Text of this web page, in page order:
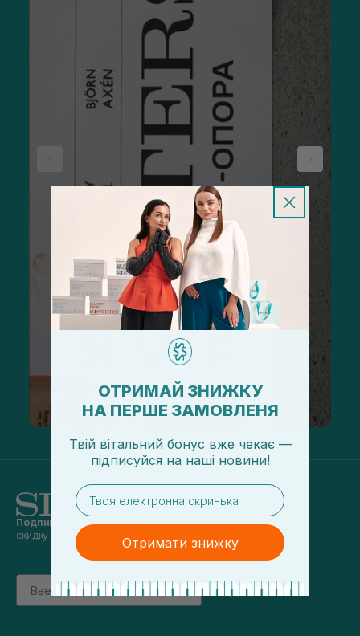
Подпишись на наши новостии получай
скидку 5% на первый заказ
Email
підписатись
ОТРИМАЙ ЗНИЖКУ
НА ПЕРШЕ ЗАМОВЛЕНЯ
Твій вітальний бонус вже чекає —
підписуйся на наші новини!
email
Отримати знижку